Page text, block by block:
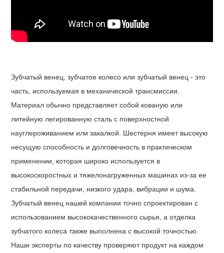
Зубчатый венец, зубчатое колесо или зубчатый венец - это
часть, используемая в механической трансмиссии.
Материал обычно представляет собой кованую или
литейную легированную сталь с поверхностной
науглероживанием или закалкой. Шестерня имеет высокую
несущую способность и долговечность в практическом
применении, которая широко используется в
высокоскоростных и тяжелонагруженных машинах из-за ее
стабильной передачи, низкого удара, вибрации и шума.
Зубчатый венец нашей компании точно спроектирован с
использованием высококачественного сырья, а отделка
зубчатого колеса также выполнена с высокой точностью.
Наши эксперты по качеству проверяют продукт на каждом